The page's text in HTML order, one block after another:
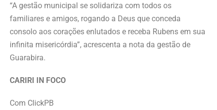
“A gestão municipal se solidariza com todos os
familiares e amigos, rogando a Deus que conceda
consolo aos corações enlutados e receba Rubens em sua
infinita misericórdia”, acrescenta a nota da gestão de
Guarabira.
CARIRI IN FOCO
Com ClickPB